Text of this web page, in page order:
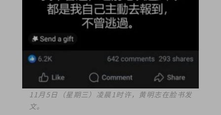
11月5日（星期三）凌晨1时许，黄明志在脸书发
文。